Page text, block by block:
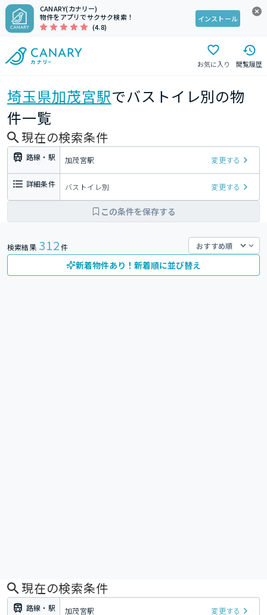
CANARY(カナリー)
物件をアプリでサクサク検索！
(4.8)
インストール
お気に入り 閲覧履歴
埼玉県加茂宮駅でバストイレ別の物
件一覧
現在の検索条件
路線・駅 加茂宮駅 変更する
詳細条件 バストイレ別 変更する
この条件を保存する
検索結果 312件
新着物件あり！新着順に並び替え
現在の検索条件
路線・駅 加茂宮駅 変更する